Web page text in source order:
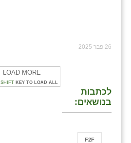
26 פבר 2025
LOAD MORE
SHIFT KEY TO LOAD ALL
לכתבות
בנושאים:
F2F